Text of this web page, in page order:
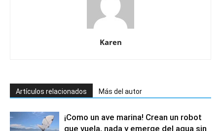
Karen
Artículos relacionados Más del autor
¡Como un ave marina! Crean un robot
que vuela, nada y emerge del agua sin